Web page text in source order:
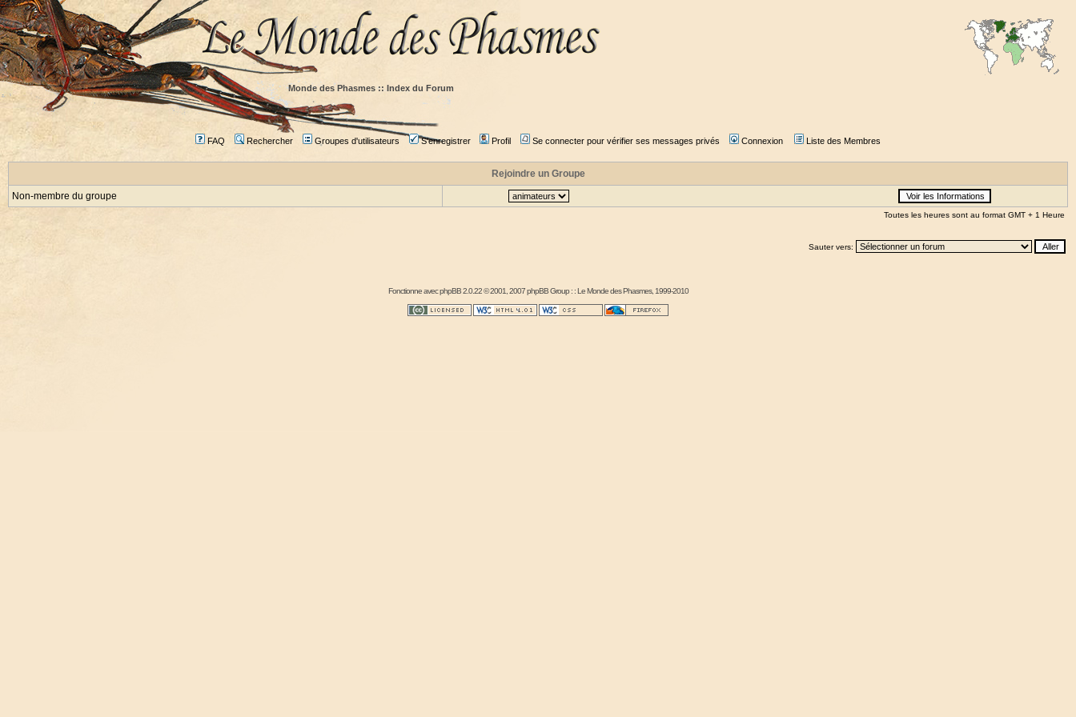
Monde des Phasmes :: Index du Forum
FAQ Rechercher Groupes d'utilisateurs S'enregistrer Profil Se connecter pour vérifier ses messages privés Connexion Liste des Membres
Rejoindre un Groupe
Non-membre du groupe
Toutes les heures sont au format GMT + 1 Heure
Sauter vers:
Fonctionne avecphpBB2.0.22 © 2001, 2007 phpBB Group : :Le Monde des Phasmes, 1999-2010